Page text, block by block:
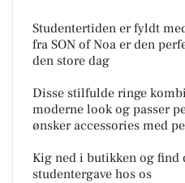
Studentertiden er fyldt
fra SON of Noa er den
den store dag
Disse stilfulde ringe
moderne look og passer
ønsker accessories med
Kig ned i butikken og find
studentergave hos os